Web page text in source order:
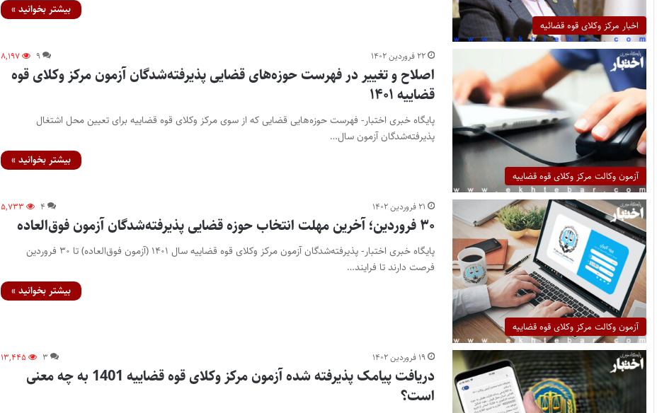
اخبار مرکز وکلای قوه قضائیه
بیشتر بخوانید »
آزمون وکالت مرکز وکلای قوه قضاییه
۲۲ فروردین ۱۴۰۲ ۹ ۸,۱۹۷
اصلاح و تغییر در فهرست حوزه‌های قضایی پذیرفته‌شدگان آزمون مرکز وکلای قوه
قضاییه ۱۴۰۱
پایگاه خبری اختبار- فهرست حوزه‌هایی قضایی که از سوی مرکز وکلای قوه قضاییه برای تعیین محل اشتغال
پذیرفته‌شدگان آزمون سال…
بیشتر بخوانید »
آزمون وکالت مرکز وکلای قوه قضاییه
۲۱ فروردین ۱۴۰۲ ۴ ۵,۷۳۳
۳۰ فروردین؛ آخرین مهلت انتخاب حوزه قضایی پذیرفته‌شدگان آزمون فوق‌العاده
پایگاه خبری اختبار- پذیرفته‌شدگان آزمون مرکز وکلای قوه قضاییه سال ۱۴۰۱ (آزمون فوق‌العاده) تا ۳۰ فروردین
فرصت دارند تا فرایند…
بیشتر بخوانید »
۱۹ فروردین ۱۴۰۲ ۳ ۱۳,۴۴۵
دریافت پیامک پذیرفته شده آزمون مرکز وکلای قوه قضاییه 1401 به چه معنی
است؟